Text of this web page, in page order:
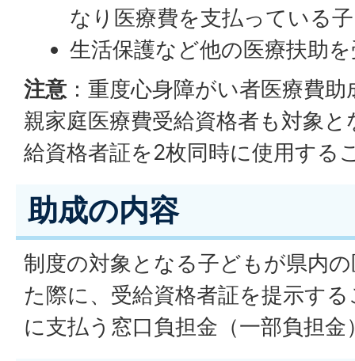
なり医療費を支払っている
生活保護など他の医療扶助
注意 ：重度心身障がい者医療費
親家庭医療費受給資格者も対象
給資格者証を2枚同時に使用する
助成の内容
制度の対象となる子どもが県内
た際に、受給資格者証を提示す
に支払う窓口負担金（一部負担